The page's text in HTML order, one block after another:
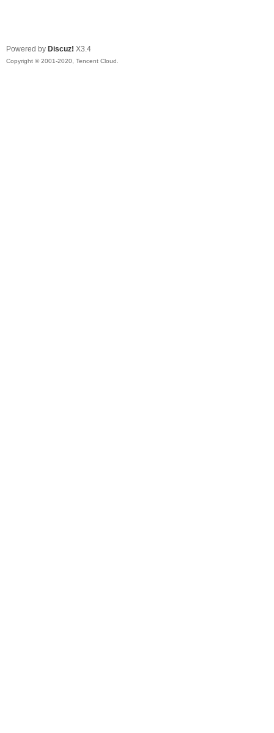
Powered by Discuz! X3.4
Copyright © 2001-2020, Tencent Cloud.